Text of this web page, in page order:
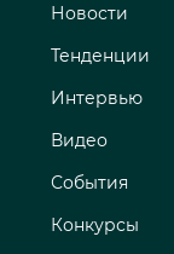
Новости
Тенденции
Интервью
Видео
События
Конкурсы